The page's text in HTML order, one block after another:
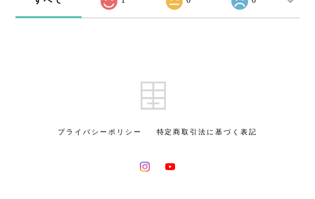
プライバシーポリシー 特定商取引法に基づく表記